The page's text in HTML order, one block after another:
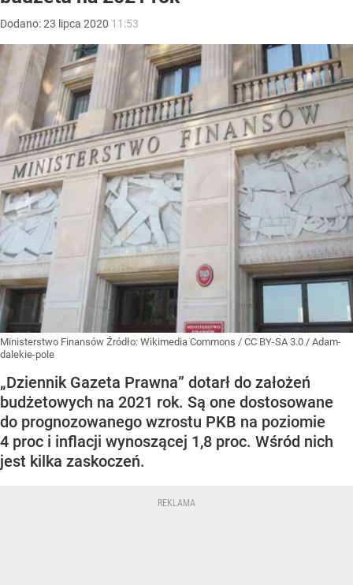
Dodano:23 lipca 2020 11:53
Ministerstwo Finansów Źródło: Wikimedia Commons / CC BY-SA 3.0 / Adam-
dalekie-pole
„Dziennik Gazeta Prawna” dotarł do założeń
budżetowych na 2021 rok. Są one dostosowane
do prognozowanego wzrostu PKB na poziomie
4 proc i inflacji wynoszącej 1,8 proc. Wśród nich
jest kilka zaskoczeń.